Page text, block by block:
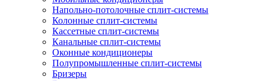
Напольно-потолоч​ные ​сплит-системы
Колонные ​​сплит-системы
Кассетные сплит-системы
Канальные сплит-системы
Оконные кондиционеры
Полупромышленные сплит-системы
Бризеры